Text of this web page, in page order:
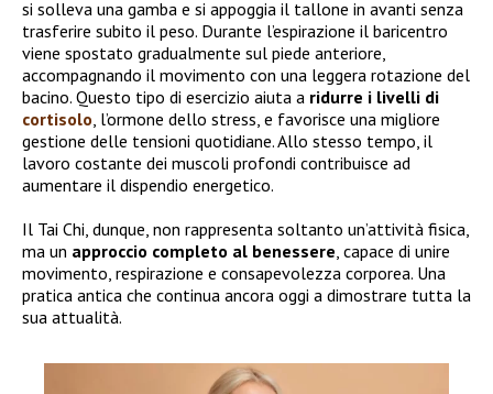
si solleva una gamba e si appoggia il tallone in avanti senza
trasferire subito il peso. Durante l’espirazione il baricentro
viene spostato gradualmente sul piede anteriore,
accompagnando il movimento con una leggera rotazione del
bacino. Questo tipo di esercizio aiuta a ridurre i livelli di
cortisolo, l’ormone dello stress, e favorisce una migliore
gestione delle tensioni quotidiane. Allo stesso tempo, il
lavoro costante dei muscoli profondi contribuisce ad
aumentare il dispendio energetico.
Il Tai Chi, dunque, non rappresenta soltanto un’attività fisica,
ma un approccio completo al benessere, capace di unire
movimento, respirazione e consapevolezza corporea. Una
pratica antica che continua ancora oggi a dimostrare tutta la
sua attualità.